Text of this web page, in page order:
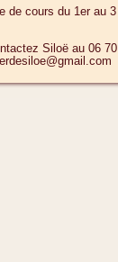
de cours du 1er au 3
Siloë au 06 70